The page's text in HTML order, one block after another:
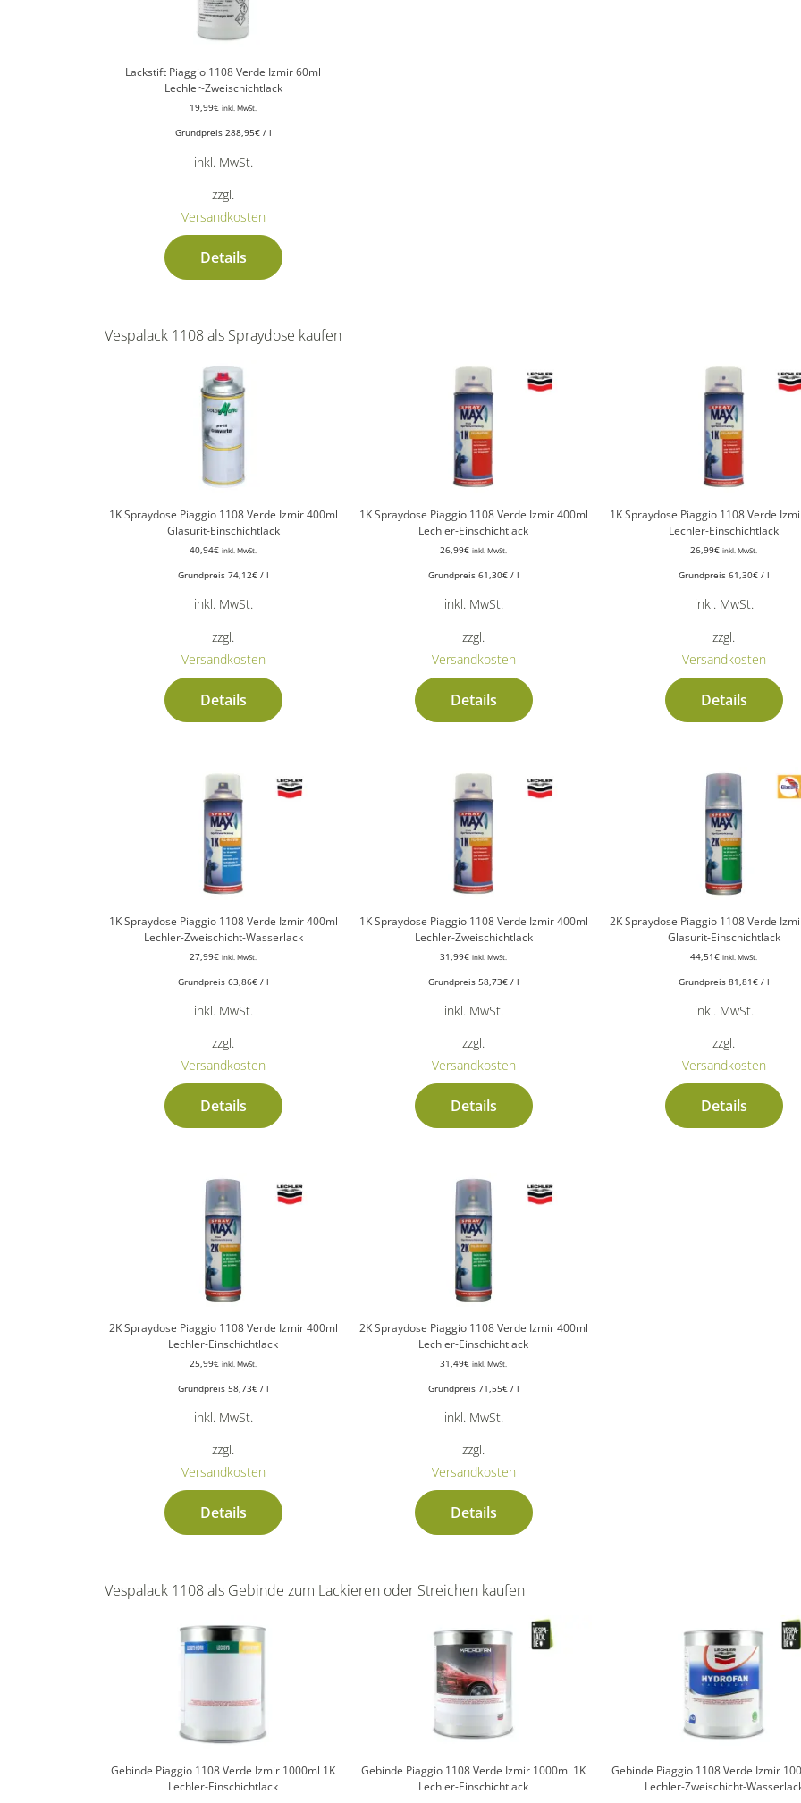
Lackstift Piaggio 1108 Verde Izmir 60ml
Lechler-Zweischichtlack
19,99€ inkl. MwSt.
Grundpreis 288,95€/ l
inkl. MwSt.
zzgl.
Versandkosten
Details
Vespalack 1108 als Spraydose kaufen
1K Spraydose Piaggio 1108 Verde Izmir 400ml
Glasurit-Einschichtlack
40,94€ inkl. MwSt.
Grundpreis 74,12€/ l
inkl. MwSt.
zzgl.
Versandkosten
Details
1K Spraydose Piaggio 1108 Verde Izmir 400ml
Lechler-Einschichtlack
26,99€ inkl. MwSt.
Grundpreis 61,30€/ l
inkl. MwSt.
zzgl.
Versandkosten
Details
1K Spraydose Piaggio 1108 Verde
Lechler-Einschichtlack
26,99€ inkl. MwSt.
Grundpreis 61,30€/ l
inkl. MwSt.
zzgl.
Versandkosten
Details
1K Spraydose Piaggio 1108 Verde Izmir 400ml
Lechler-Zweischicht-Wasserlack
27,99€ inkl. MwSt.
Grundpreis 63,86€/ l
inkl. MwSt.
zzgl.
Versandkosten
Details
1K Spraydose Piaggio 1108 Verde Izmir 400ml
Lechler-Zweischichtlack
31,99€ inkl. MwSt.
Grundpreis 58,73€/ l
inkl. MwSt.
zzgl.
Versandkosten
Details
2K Spraydose Piaggio 1108 Verde
Glasurit-Einschichtlack
44,51€ inkl. MwSt.
Grundpreis 81,81€/ l
inkl. MwSt.
zzgl.
Versandkosten
Details
2K Spraydose Piaggio 1108 Verde Izmir 400ml
Lechler-Einschichtlack
25,99€ inkl. MwSt.
Grundpreis 58,73€/ l
inkl. MwSt.
zzgl.
Versandkosten
Details
2K Spraydose Piaggio 1108 Verde Izmir 400ml
Lechler-Einschichtlack
31,49€ inkl. MwSt.
Grundpreis 71,55€/ l
inkl. MwSt.
zzgl.
Versandkosten
Details
Vespalack 1108 als Gebinde zum Lackieren oder Streichen kaufen
Gebinde Piaggio 1108 Verde Izmir 1000ml 1K
Lechler-Einschichtlack
Gebinde Piaggio 1108 Verde Izmir 1000ml 1K
Lechler-Einschichtlack
Gebinde Piaggio 1108 Verde Izmir
Lechler-Zweischicht-